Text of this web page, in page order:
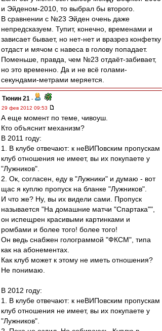
и Эйденом-2010, то выбрал бы второго.
В сравнении с №23 Эйден очень даже
непредсказуем. Тупит, конечно, временами и
зависает бывает, но нет-нет и вразрез конфетку
отдаст и мячом с навеса в голову попадает.
Поменьше, правда, чем №23 отдаёт-забивает,
но это временно. Да и не всё голами-
секундами-метрами меряется.
Тюнин 21 -
29 фев 2012 09:53
А еще момент по теме, чивоуш.
Кто объяснит механизм?
В 2011 году:
1. В клубе отвечают: к неВИПовским пропускам
клуб отношения не имеет, вы их покупаете у
"Лужников".
2. Ок, согласен, еду в "Лужники" и думаю - вот
щас я куплю пропуск на бланке "Лужников".
И что же? Ну, вы их видели сами. Пропуск
называется "На домашние матчи "Спартака"",
он испещрен красивыми картинками и
ромбами и более того! более того!
Он ведь снабжен голограммой "ФКСМ", типа
как на абонементах.
Как клуб может к этому не иметь отношения?
Не понимаю.
В 2012 году:
1. В клубе отвечают: к неВИПовским пропускам
клуб отношения не имеет, вы их покупаете у
"Лужников".